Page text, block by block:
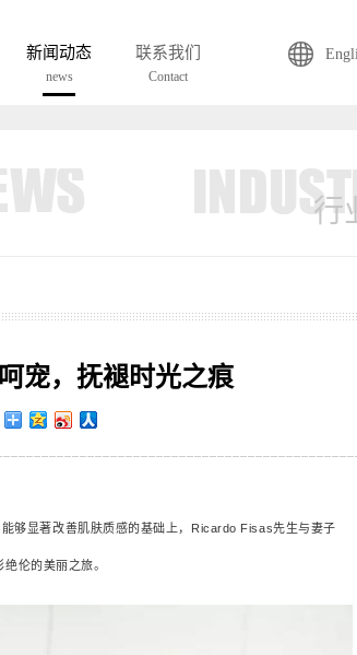
新闻动态
news
联系我们
Contact
行
宠，抚褪时光之痕
够显著改善肌肤质感的基础上，Ricardo Fisas先生与妻子
伦的美丽之旅。